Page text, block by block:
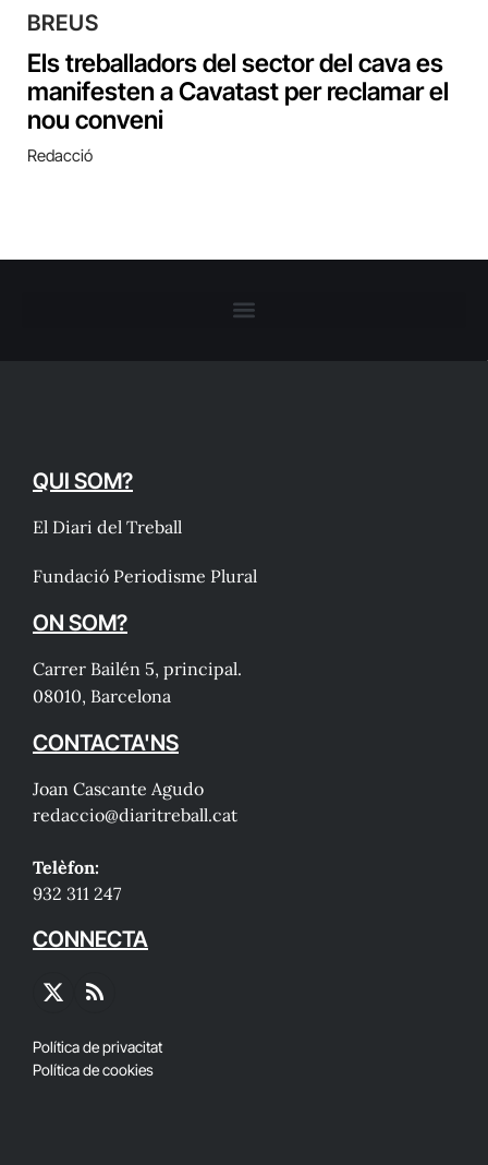
BREUS
Els treballadors del sector del cava es
manifesten a Cavatast per reclamar el
nou conveni
Redacció
QUI SOM?
El Diari del Treball
Fundació Periodisme Plural
ON SOM?
Carrer Bailén 5, principal.
08010, Barcelona
CONTACTA'NS
Joan Cascante Agudo
redaccio@diaritreball.cat
Telèfon:
932 311 247
CONNECTA
X
RSS
Política de privacitat
Política de cookies